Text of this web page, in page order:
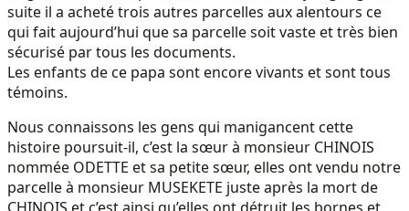
suite il a acheté trois autres parcelles aux alentours ce
qui fait aujourd’hui que sa parcelle soit vaste et très bien
sécurisé par tous les documents.
Les enfants de ce papa sont encore vivants et sont tous
témoins.
Nous connaissons les gens qui manigancent cette
histoire poursuit-il, c’est la sœur à monsieur CHINOIS
nommée ODETTE et sa petite sœur, elles ont vendu notre
parcelle à monsieur MUSEKETE juste après la mort de